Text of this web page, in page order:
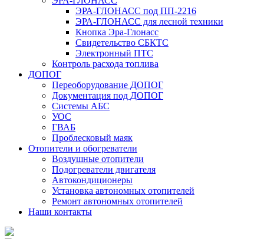
ЭРА-ГЛОНАСС под ПП-2216
ЭРА-ГЛОНАСС для лесной техники
Кнопка Эра-Глонасс
Свидетельство СБКТС
Электронный ПТС
Контроль расхода топлива
ДОПОГ
Переоборудование ДОПОГ
Документация под ДОПОГ
Системы АБС
УОС
ГВАБ
Проблесковый маяк
Отопители и обогреватели
Воздушные отопители
Подогреватели двигателя
Автокондиционеры
Установка автономных отопителей
Ремонт автономных отопителей
Наши контакты